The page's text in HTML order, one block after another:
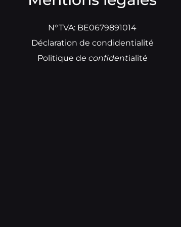
N°TVA: BE0679891014
Déclaration de condidentialité
Politique de confidentialité